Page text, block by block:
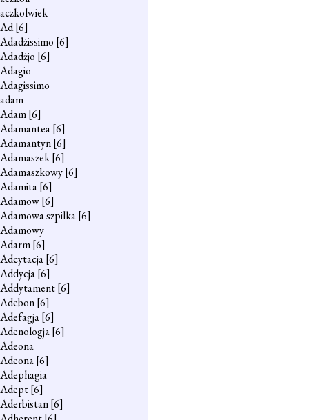
aczkolwiek
Ad[6]
Adadżissimo [6]
Adadżjo [6]
Adagio
Adagissimo
adam
Adam[6]
Adamantea[6]
Adamantyn[6]
Adamaszek[6]
Adamaszkowy[6]
Adamita[6]
Adamow[6]
Adamowa szpilka[6]
Adamowy
Adarm[6]
Adcytacja[6]
Addycja[6]
Addytament[6]
Adebon[6]
Adefagja[6]
Adenologja[6]
Adeona
Adeona[6]
Adephagia
Adept[6]
Aderbistan[6]